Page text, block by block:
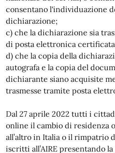
consentano l'individuazione
dichiarazione;
c) che la dichiarazione sia
di posta elettronica
d) che la copia della
autografa e la copia del
dichiarante siano acquisite
trasmesse tramite posta
Dal 27 aprile 2022 tutti i
online il cambio di residenza
all’altro in Italia o il rimpatrio
iscritti all’AIRE presentando